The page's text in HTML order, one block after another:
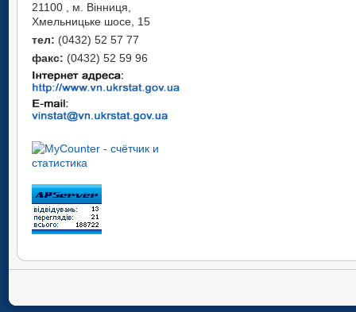
21100 , м. Вінниця,
Хмельницьке шосе, 15
тел: (0432) 52 57 77
факс: (0432) 52 59 96